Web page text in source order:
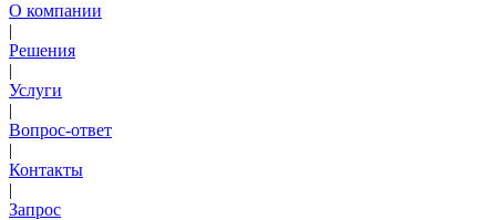
О компании
|
Решения
|
Услуги
|
Вопрос-ответ
|
Контакты
|
Запрос